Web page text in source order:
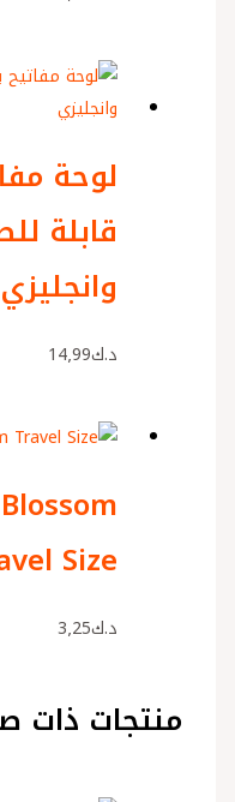
لوحة
قابلة
وانجليزي
د.ك14٫99
Size
د.ك3٫25
منتجات ذات